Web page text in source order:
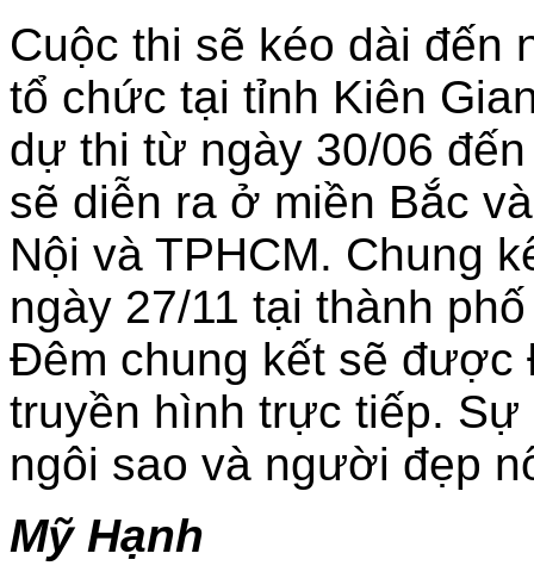
Cuộc thi sẽ kéo dài đến
tổ chức tại tỉnh Kiên
dự thi từ ngày 30/06
sẽ diễn ra ở miền Bắc
Nội và TPHCM. Chung
ngày 27/11 tại thành
Đêm chung kết sẽ được
truyền hình trực tiếp.
ngôi sao và người đẹp
Mỹ Hạnh